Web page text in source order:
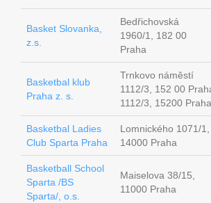
Basket Slovanka,
z.s.
Bedřichovská
1960/1, 182 00
Praha
Basketbal klub
Praha z. s.
Trnkovo náměstí
1112/3, 152 00
1112/3, 15200 Praha
Basketbal Ladies
Club Sparta Praha
Lomnického 1071/1,
14000 Praha
Basketball School
Sparta /BS
Sparta/, o.s.
Maiselova 38/15,
11000 Praha